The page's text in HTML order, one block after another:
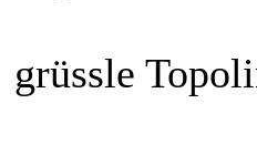
grüssle